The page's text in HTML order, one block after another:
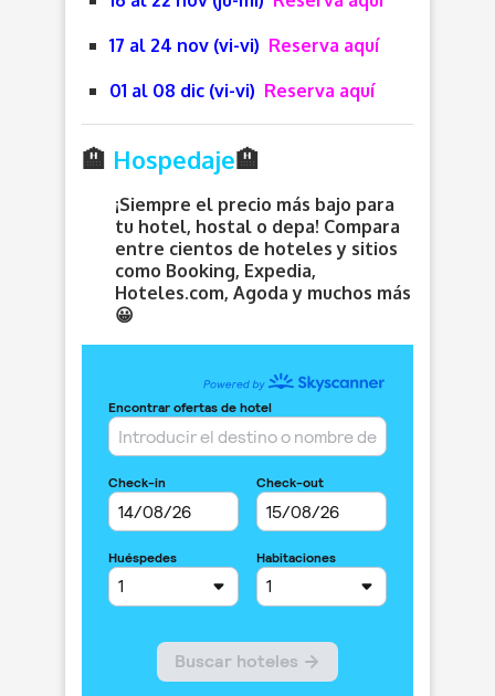
17 al 24 nov (vi-vi) Reserva aquí
01 al 08 dic (vi-vi) Reserva aquí
🏨 Hospedaje🏨
¡Siempre el precio más bajo para
tu hotel, hostal o depa! Compara
entre cientos de hoteles y sitios
como Booking, Expedia,
Hoteles.com, Agoda y muchos más
😀